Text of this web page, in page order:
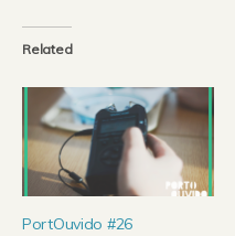
Related
PortOuvido #26